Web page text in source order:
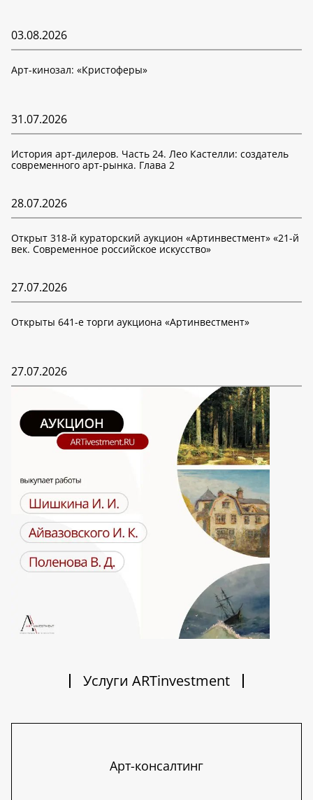
03.08.2026
Арт-кинозал: «Кристоферы»
31.07.2026
История арт-дилеров. Часть 24. Лео Кастелли: создатель
современного арт-рынка. Глава 2
28.07.2026
Открыт 318-й кураторский аукцион «Артинвестмент» «21-й
век. Современное российское искусство»
27.07.2026
Открыты 641-е торги аукциона «Артинвестмент»
27.07.2026
Услуги ARTinvestment
Арт-консалтинг